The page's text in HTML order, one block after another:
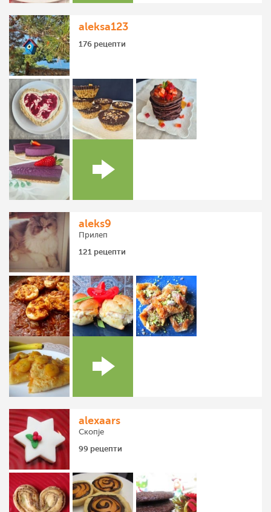
aleksa123
176 рецепти
aleks9
Прилеп
121 рецепти
alexaars
Скопје
99 рецепти